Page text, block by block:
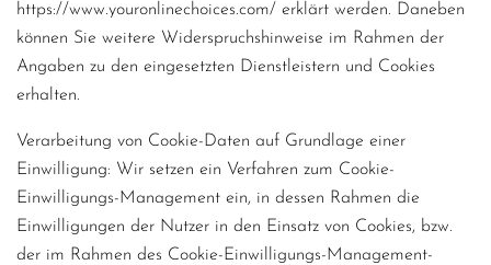
https://www.youronlinechoices.com/ erklärt werden. Daneben
können Sie weitere Widerspruchshinweise im Rahmen der
Angaben zu den eingesetzten Dienstleistern und Cookies
erhalten.
Verarbeitung von Cookie-Daten auf Grundlage einer
Einwilligung: Wir setzen ein Verfahren zum Cookie-
Einwilligungs-Management ein, in dessen Rahmen die
Einwilligungen der Nutzer in den Einsatz von Cookies, bzw.
der im Rahmen des Cookie-Einwilligungs-Management-